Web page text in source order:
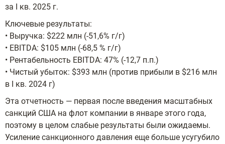
за I кв. 2025 г.
Ключевые результаты:
• Выручка: $222 млн (-51,6% г/г)
• EBITDA: $105 млн (-68,5 % г/г)
• Рентабельность EBITDA: 47% (-12,7 п.п.)
• Чистый убыток: $393 млн (против прибыли в $216 млн
в I кв. 2024 г)
Эта отчетность — первая после введения масштабных
санкций США на флот компании в январе этого года,
поэтому в целом слабые результаты были ожидаемы.
Усиление санкционного давления еще больше усугубило